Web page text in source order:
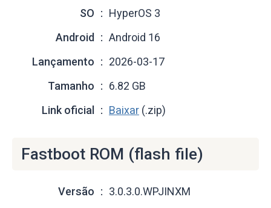
SO
HyperOS 3
Android
Android 16
Lançamento
2026-03-17
Tamanho
6.82 GB
Link oficial
Baixar (.zip)
Fastboot ROM (flash file)
Versão
3.0.3.0.WPJINXM